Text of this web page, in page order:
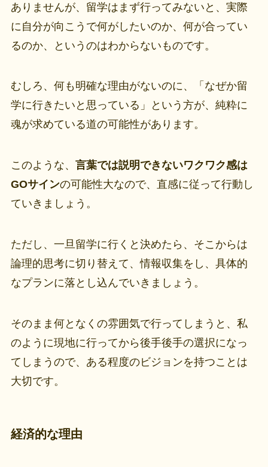
ありませんが、留学はまず行ってみないと、実際
に自分が向こうで何がしたいのか、何が合ってい
るのか、というのはわからないものです。
むしろ、何も明確な理由がないのに、「なぜか留
学に行きたいと思っている」という方が、純粋に
魂が求めている道の可能性があります。
このような、 言葉では説明できないワクワク感は
GOサインの可能性大なので、直感に従って行動し
ていきましょう。
ただし、一旦留学に行くと決めたら、そこからは
論理的思考に切り替えて、情報収集をし、具体的
なプランに落とし込んでいきましょう。
そのまま何となくの雰囲気で行ってしまうと、私
のように現地に行ってから後手後手の選択になっ
てしまうので、ある程度のビジョンを持つことは
大切です。
経済的な理由